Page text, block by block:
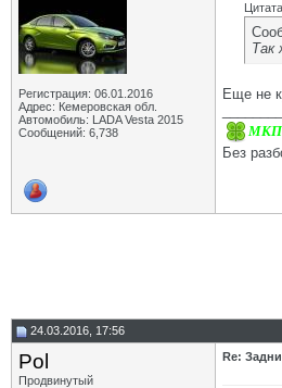
Регистрация: 06.01.2016
Адрес: Кемеровская обл.
Автомобиль: LADA Vesta 2015
Сообщений: 6,738
Так
Еще не
Без
24.03.2016, 17:56
Pol
Продвинутый
Re: